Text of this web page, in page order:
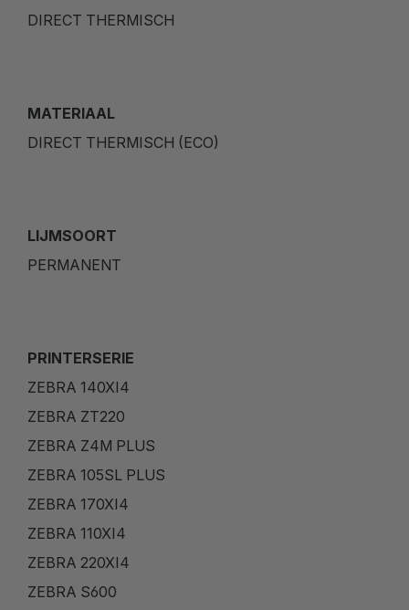
DIRECT THERMISCH
MATERIAAL
DIRECT THERMISCH (ECO)
LIJMSOORT
PERMANENT
PRINTERSERIE
ZEBRA 140XI4
ZEBRA ZT220
ZEBRA Z4M PLUS
ZEBRA 105SL PLUS
ZEBRA 170XI4
ZEBRA 110XI4
ZEBRA 220XI4
ZEBRA S600